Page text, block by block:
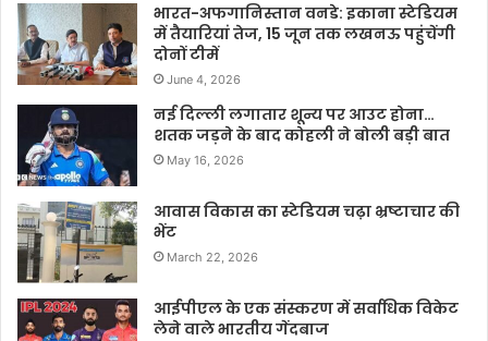
भारत-अफगानिस्तान वनडे: इकाना स्टेडियम
में तैयारियां तेज, 15 जून तक लखनऊ पहुंचेंगी
दोनों टीमें
June 4, 2026
नई दिल्ली लगातार शून्य पर आउट होना…
शतक जड़ने के बाद कोहली ने बोली बड़ी बात
May 16, 2026
आवास विकास का स्टेडियम चढ़ा भ्रष्टाचार की
भेंट
March 22, 2026
आईपीएल के एक संस्करण में सर्वाधिक विकेट
लेने वाले भारतीय गेंदबाज